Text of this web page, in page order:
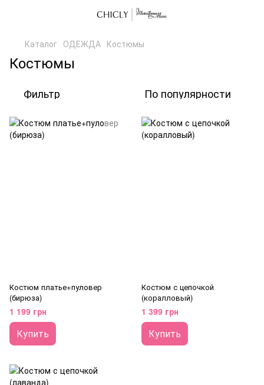
Каталог ОДЕЖДА Костюмы
Костюмы
Фильтр По популярности
Костюм платье+пуловер
(бирюза)
1 199 грн
Купить
Костюм с цепочкой
(коралловый)
1 399 грн
Купить